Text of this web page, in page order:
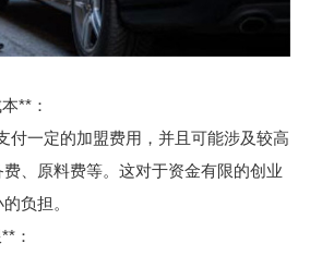
**：
付一定的加盟费用，并且可能涉及较高
、原料费等。这对于资金有限的创业
负担。
：